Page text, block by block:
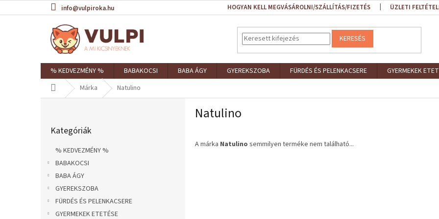
a
info@vulpiroka.hu HOGYAN KELL MEGVÁSÁROLNI/SZÁLLÍTÁS/FIZETÉS ÜZLETI
KERESÉS
% KEDVEZMÉNY % BABAKOCSI BABA ÁGY GYEREKSZOBA FÜRDÉS ÉS PELENKACSERE GYERMEKEK
KezdőlapMárka Natulino
átugrása
Kategóriák
% KEDVEZMÉNY %
BABAKOCSI
BABA ÁGY
GYEREKSZOBA
FÜRDÉS ÉS PELENKACSERE
GYERMEKEK ETETÉSE
Natulino
A márka Natulino semmilyen terméke nem található...